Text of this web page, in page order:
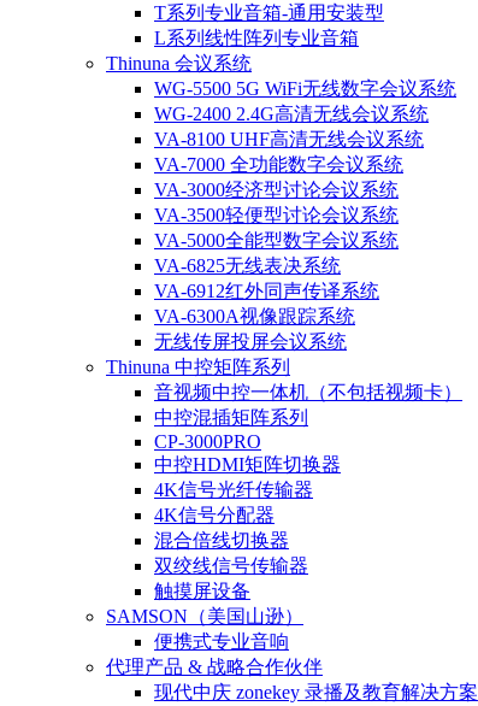
T系列专业音箱-通用安装型
L系列线性阵列专业音箱
Thinuna 会议系统
WG-5500 5G WiFi无线数字会议系统
WG-2400 2.4G高清无线会议系统
VA-8100 UHF高清无线会议系统
VA-7000 全功能数字会议系统
VA-3000经济型讨论会议系统
VA-3500轻便型讨论会议系统
VA-5000全能型数字会议系统
VA-6825无线表决系统
VA-6912红外同声传译系统
VA-6300A视像跟踪系统
无线传屏投屏会议系统
Thinuna 中控矩阵系列
音视频中控一体机（不包括视频卡）
中控混插矩阵系列
CP-3000PRO
中控HDMI矩阵切换器
4K信号光纤传输器
4K信号分配器
混合倍线切换器
双绞线信号传输器
触摸屏设备
SAMSON（美国山逊）
便携式专业音响
代理产品 & 战略合作伙伴
现代中庆 zonekey 录播及教育解决方案